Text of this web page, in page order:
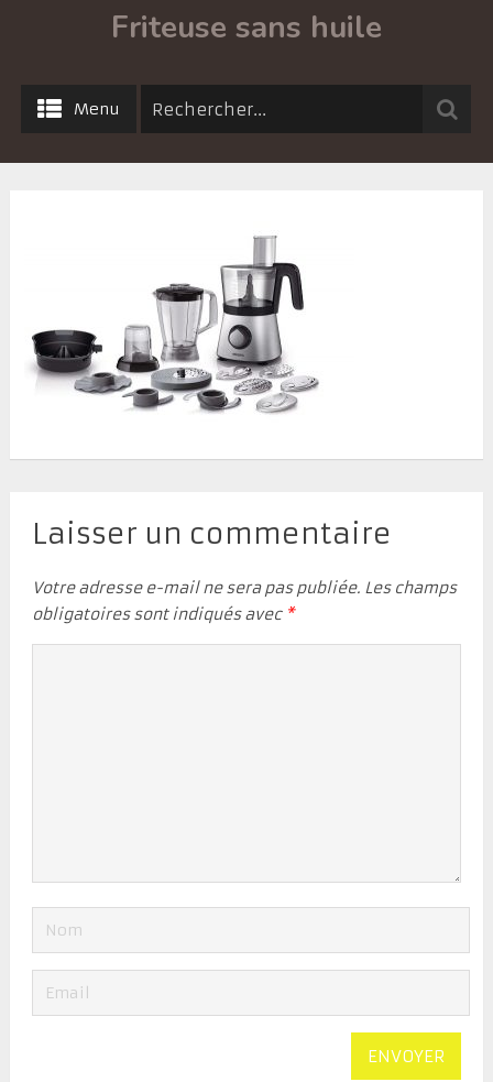
Friteuse sans huile
Menu
Laisser un commentaire
Votre adresse e-mail ne sera pas publiée. Les champs
obligatoires sont indiqués avec *